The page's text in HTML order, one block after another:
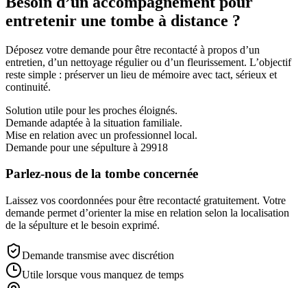
entretenir une tombe à distance ?
Déposez votre demande pour être recontacté à propos d’un
entretien, d’un nettoyage régulier ou d’un fleurissement. L’objectif
reste simple : préserver un lieu de mémoire avec tact, sérieux et
continuité.
Solution utile pour les proches éloignés.
Demande adaptée à la situation familiale.
Mise en relation avec un professionnel local.
Demande pour une sépulture à 29918
Parlez-nous de la tombe concernée
Laissez vos coordonnées pour être recontacté gratuitement. Votre
demande permet d’orienter la mise en relation selon la localisation
de la sépulture et le besoin exprimé.
Demande transmise avec discrétion
Utile lorsque vous manquez de temps